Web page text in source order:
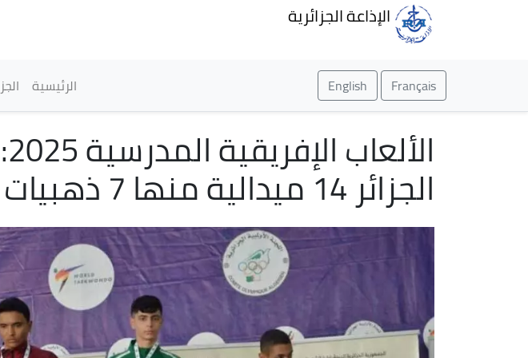
الإذاعة الجزائرية
Français
English الرئيسية
الجزائر 14 ميدالية منها 7 ذهبيات